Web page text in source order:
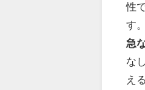
性
す。
急
な
え